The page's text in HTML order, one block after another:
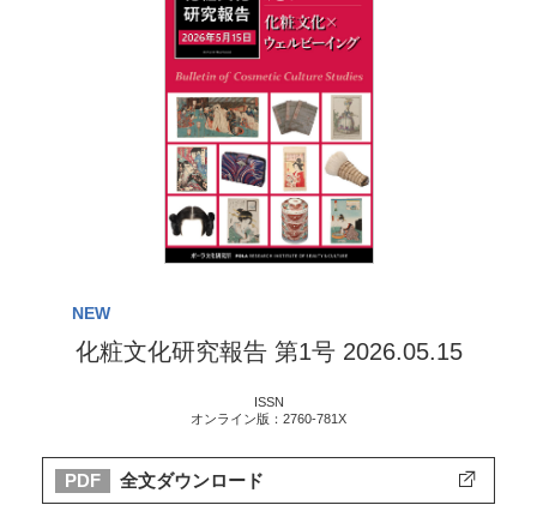
NEW
化粧文化研究報告 第1号 2026.05.15
ISSN
オンライン版：2760-781X
PDF 全文ダウンロード